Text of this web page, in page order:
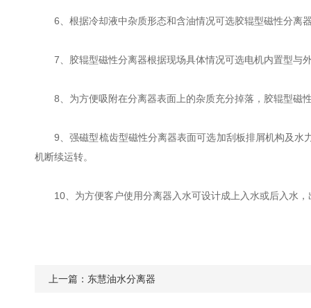
6、根据冷却液中杂质形态和含油情况可选胶辊型磁性分离
7、胶辊型磁性分离器根据现场具体情况可选电机内置型与
8、为方便吸附在分离器表面上的杂质充分掉落，胶辊型磁
9、强磁型梳齿型磁性分离器表面可选加刮板排屑机构及水
机断续运转。
10、为方便客户使用分离器入水可设计成上入水或后入水，
上一篇： 东慧油水分离器